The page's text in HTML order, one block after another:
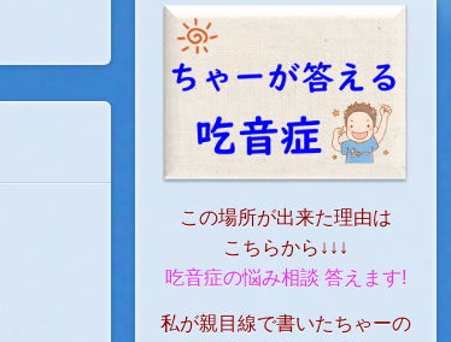
この場所が出来た理由は
こちらから↓↓↓
吃音症の悩み相談 答えます!
私が親目線で書いたちゃーの